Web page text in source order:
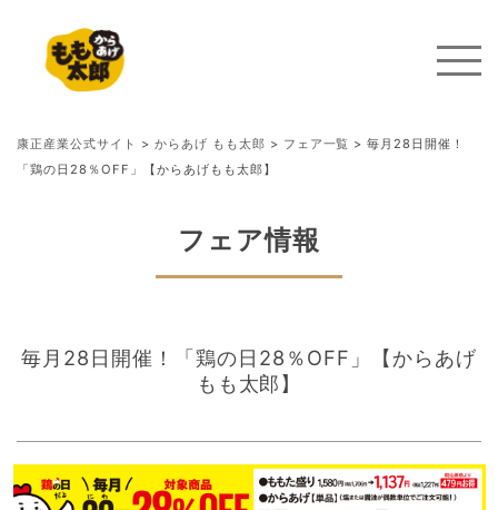
康正産業公式サイト > からあげ もも太郎 > フェア一覧 >毎月28日開催！
「鶏の日28％OFF」【からあげもも太郎】
フェア情報
毎月28日開催！「鶏の日28％OFF」【からあげ
もも太郎】